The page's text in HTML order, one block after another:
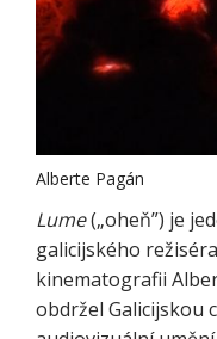
Alberte Pagán
Lume(„oheň”) je
galicijského
kinematografii
obdržel Galicijskou